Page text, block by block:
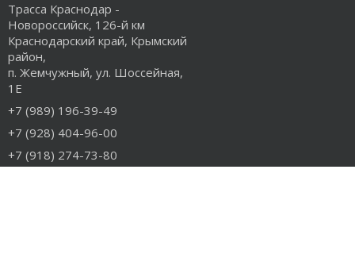
Трасса Краснодар -
Новороссийск, 126-й км
Краснодарский край, Крымский
район,
п. Жемчужный, ул. Шоссейная,
1Е
+7 (989) 196-39-49
+7 (928) 404-96-00
+7 (918) 274-73-80